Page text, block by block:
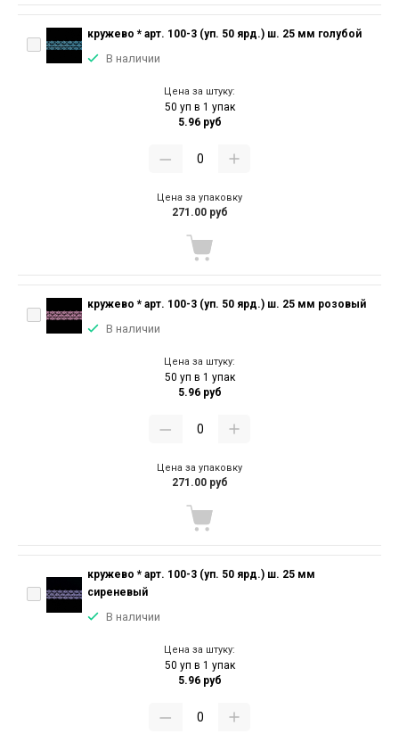
кружево * арт. 100-3 (уп. 50 ярд.) ш. 25 мм голубой
В наличии
Цена за штуку:
50 уп в 1 упак
5.96 руб
Цена за упаковку
271.00 руб
кружево * арт. 100-3 (уп. 50 ярд.) ш. 25 мм розовый
В наличии
Цена за штуку:
50 уп в 1 упак
5.96 руб
Цена за упаковку
271.00 руб
кружево * арт. 100-3 (уп. 50 ярд.) ш. 25 мм
сиреневый
В наличии
Цена за штуку:
50 уп в 1 упак
5.96 руб